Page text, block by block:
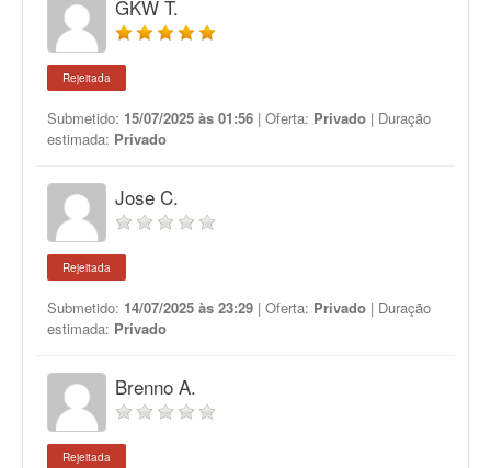
GKW T.
Rejeitada
Submetido: 15/07/2025 às 01:56 | Oferta: Privado | Duração
estimada: Privado
Jose C.
Rejeitada
Submetido: 14/07/2025 às 23:29 | Oferta: Privado | Duração
estimada: Privado
Brenno A.
Rejeitada